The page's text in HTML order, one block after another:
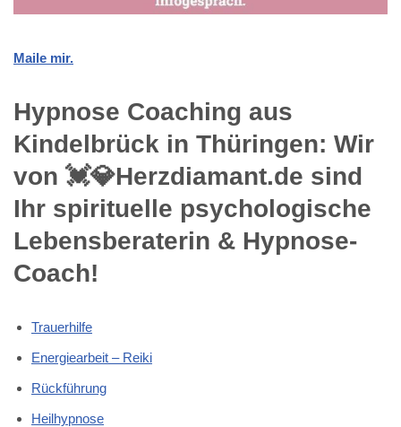
Maile mir.
Hypnose Coaching aus
Kindelbrück in Thüringen: Wir
von 💓️💎Herzdiamant.de sind
Ihr spirituelle psychologische
Lebensberaterin & Hypnose-
Coach!
Trauerhilfe
Energiearbeit – Reiki
Rückführung
Heilhypnose